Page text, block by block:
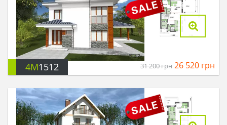
4M1512 31 200грн 26 520 грн